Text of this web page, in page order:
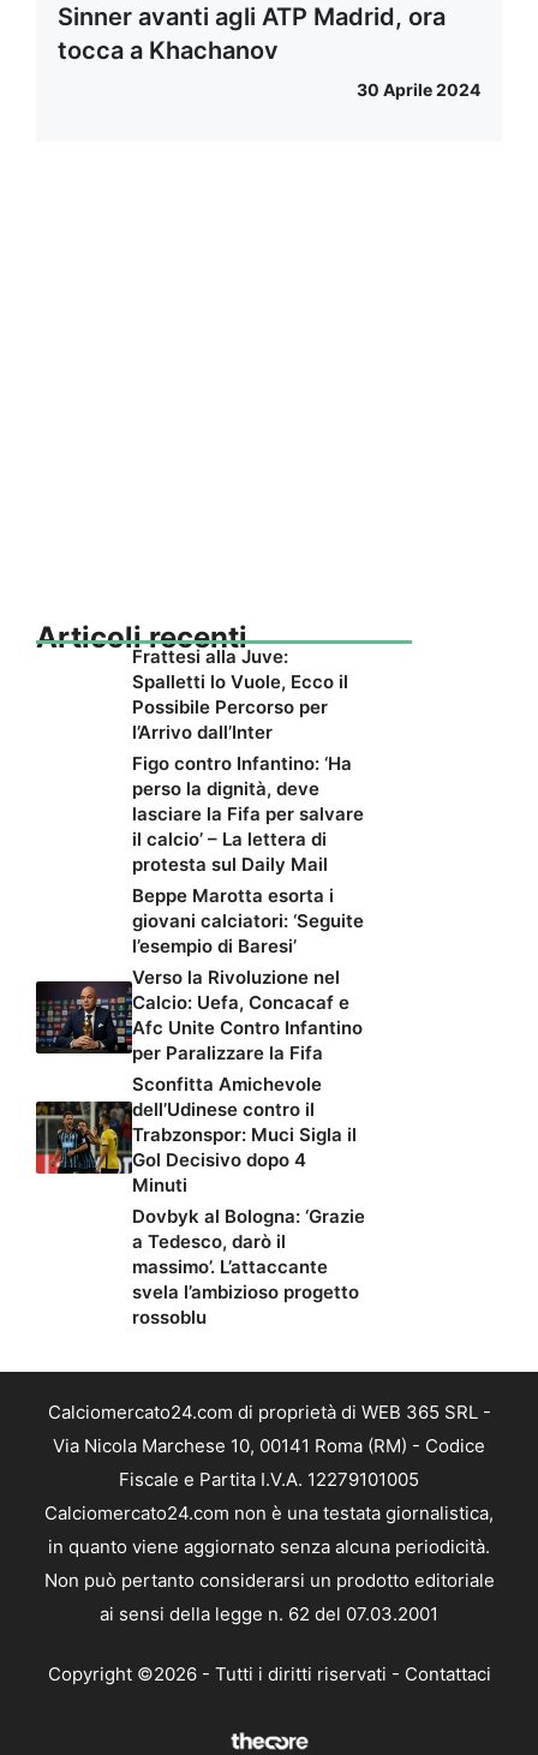
Sinner avanti agli ATP Madrid, ora
tocca a Khachanov
30 Aprile 2024
Articoli recenti
Frattesi alla Juve:
Spalletti lo Vuole, Ecco il
Possibile Percorso per
l’Arrivo dall’Inter
Figo contro Infantino: ‘Ha
perso la dignità, deve
lasciare la Fifa per salvare
il calcio’ – La lettera di
protesta sul Daily Mail
Beppe Marotta esorta i
giovani calciatori: ‘Seguite
l’esempio di Baresi’
Verso la Rivoluzione nel
Calcio: Uefa, Concacaf e
Afc Unite Contro Infantino
per Paralizzare la Fifa
Sconfitta Amichevole
dell’Udinese contro il
Trabzonspor: Muci Sigla il
Gol Decisivo dopo 4
Minuti
Dovbyk al Bologna: ‘Grazie
a Tedesco, darò il
massimo’. L’attaccante
svela l’ambizioso progetto
rossoblu
Calciomercato24.com di proprietà di WEB 365 SRL -
Via Nicola Marchese 10, 00141 Roma (RM) - Codice
Fiscale e Partita I.V.A. 12279101005
Calciomercato24.com non è una testata giornalistica,
in quanto viene aggiornato senza alcuna periodicità.
Non può pertanto considerarsi un prodotto editoriale
ai sensi della legge n. 62 del 07.03.2001
Copyright ©2026 - Tutti i diritti riservati - Contattaci